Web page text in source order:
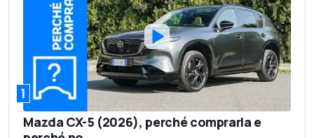
1
Mazda CX-5 (2026), perché comprarla e